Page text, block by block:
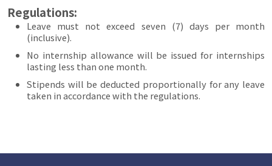
Regulations:
Leave must not exceed seven (7) days per month
(inclusive).
No internship allowance will be issued for internships
lasting less than one month.
Stipends will be deducted proportionally for any leave
taken in accordance with the regulations.